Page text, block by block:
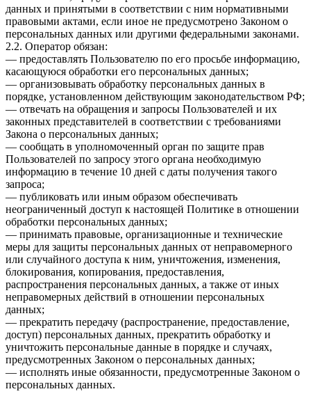
данных и принятыми в соответствии с ним нормативными
правовыми актами, если иное не предусмотрено Законом о
персональных данных или другими федеральными законами.
2.2. Оператор обязан:
— предоставлять Пользователю по его просьбе информацию,
касающуюся обработки его персональных данных;
— организовывать обработку персональных данных в
порядке, установленном действующим законодательством РФ;
— отвечать на обращения и запросы Пользователей и их
законных представителей в соответствии с требованиями
Закона о персональных данных;
— сообщать в уполномоченный орган по защите прав
Пользователей по запросу этого органа необходимую
информацию в течение 10 дней с даты получения такого
запроса;
— публиковать или иным образом обеспечивать
неограниченный доступ к настоящей Политике в отношении
обработки персональных данных;
— принимать правовые, организационные и технические
меры для защиты персональных данных от неправомерного
или случайного доступа к ним, уничтожения, изменения,
блокирования, копирования, предоставления,
распространения персональных данных, а также от иных
неправомерных действий в отношении персональных
данных;
— прекратить передачу (распространение, предоставление,
доступ) персональных данных, прекратить обработку и
уничтожить персональные данные в порядке и случаях,
предусмотренных Законом о персональных данных;
— исполнять иные обязанности, предусмотренные Законом о
персональных данных.